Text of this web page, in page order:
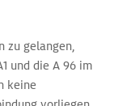
zu gelangen,
und die A 96 im
keine